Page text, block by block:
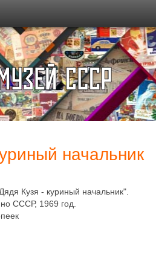
начальник
Кузя - куриный начальник".
СССР, 1969 год.